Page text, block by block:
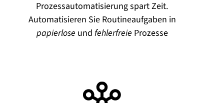
Prozessautomatisierung spart Zeit.
Automatisieren Sie Routineaufgaben in
papierlose und fehlerfreie Prozesse